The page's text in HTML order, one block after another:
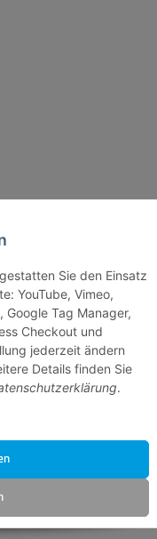
Sie den Einsatz
YouTube, Vimeo,
Google Tag Manager,
Checkout und
jederzeit ändern
Details finden Sie
.